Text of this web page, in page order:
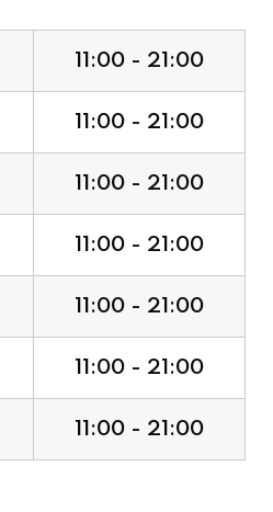
11:00 - 21:00
11:00 - 21:00
11:00 - 21:00
11:00 - 21:00
11:00 - 21:00
11:00 - 21:00
11:00 - 21:00